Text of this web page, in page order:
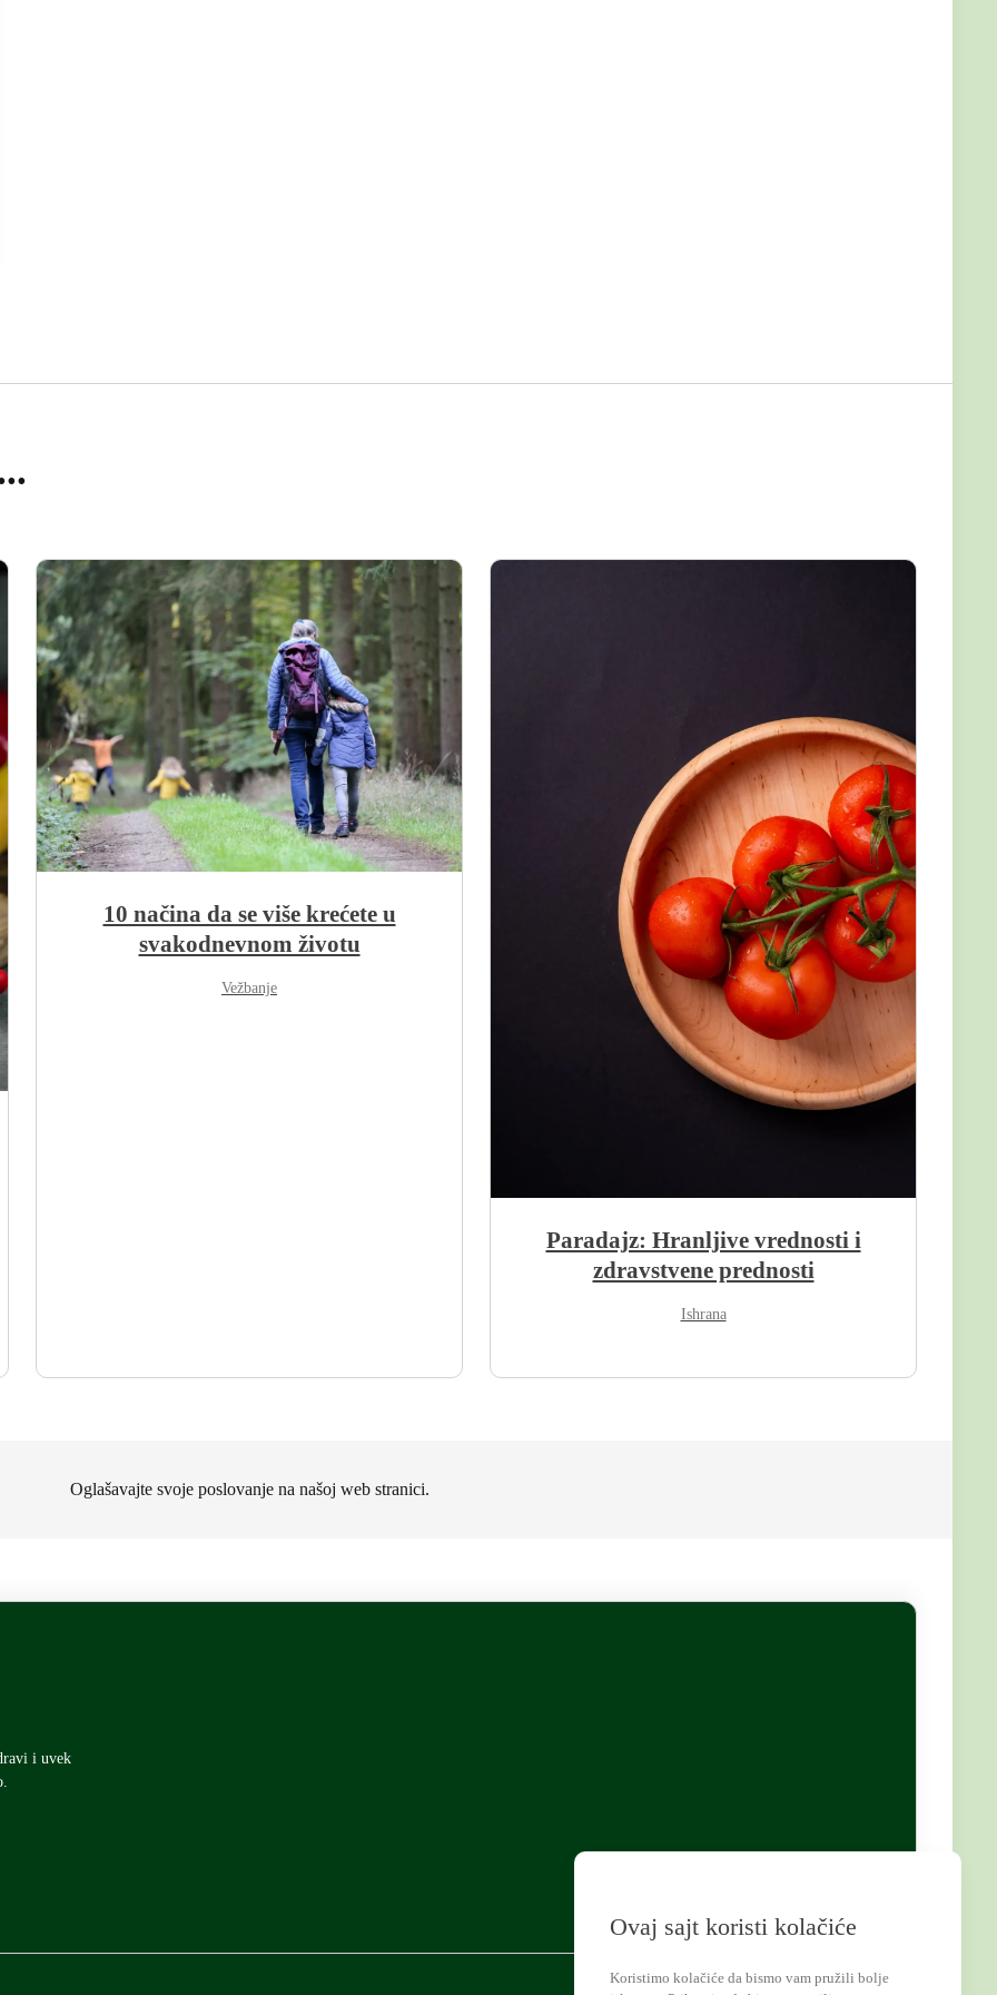
10 načina da se više krećete u
svakodnevnom životu
Vežbanje
Paradajz: Hranljive vrednosti i
zdravstvene prednosti
Ishrana
Oglašavajte svoje poslovanje na našoj web stranici.
i uvek
Ovaj sajt koristi kolačiće
Koristimo kolačiće da bismo vam pružili bolje